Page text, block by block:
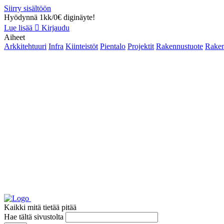
Siirry sisältöön
Hyödynnä 1kk/0€ diginäyte!
Lue lisää
Kirjaudu
Aiheet
Arkkitehtuuri Infra Kiinteistöt Pientalo Projektit Rakennustuote
Kaikki mitä tietää pitää
Hae tältä sivustolta